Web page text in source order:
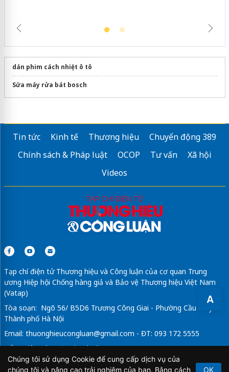
A
dán phim cách nhiệt ô tô
Sửa máy rửa bát bosch
Tin tức Kinh tế Thương hiệu
Chuyển động 389
Chính sách & Pháp luật
OCOP Tư vấn
Xã hội
Videos
Tạp chí điện tử Thương hiệu và Công luận của cơ quan Trung
ương Hiệp hội Chống hàng giả và Bảo vệ Thương hiệu Việt Nam
(Vatap)
Tòa soạn: Ngõ 56/ B5D6 Trương Công Giai - Phường Cầu Giấy -
Thành phố Hà Nội
Email: thuonghieucongluan@gmail.com - ĐT: 093 172 5555
Tổng Biên Tập: Vũ Đức Thuận
Giấy phép hoạt động báo chí điện tử số 64/GP-BTTTT do Bộ
Chúng tôi sử dụng Cookie để cung cấp dịch vụ của
chúng tôi và nâng cao trải nghiệm của bạn. Bằng cách
OK